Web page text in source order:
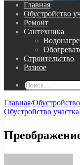
Главная
Обустройство
Ремонт
Сантехника
Строительство
Разное
Главная/
Обустройство участка